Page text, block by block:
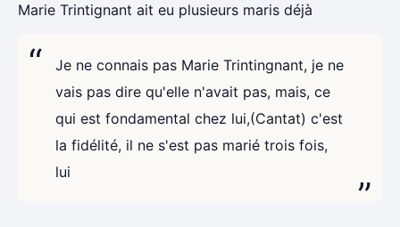
Marie Trintignant ait eu plusieurs maris déjà
Je ne connais pas Marie Trintingnant, je ne
vais pas dire qu'elle n'avait pas, mais, ce
qui est fondamental chez lui,(Cantat) c'est
la fidélité, il ne s'est pas marié trois fois,
lui